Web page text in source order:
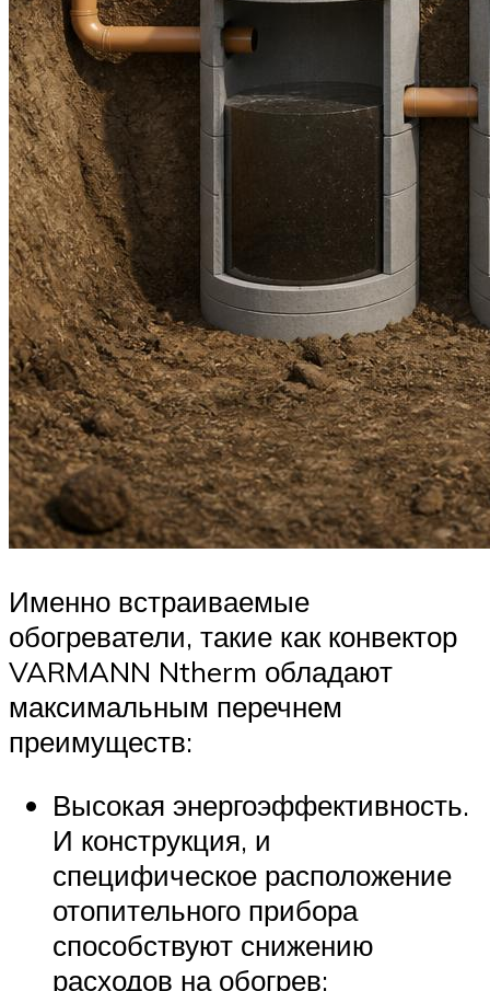
Именно встраиваемые
обогреватели, такие как конвектор
VARMANN Ntherm обладают
максимальным перечнем
преимуществ:
Высокая энергоэффективность.
И конструкция, и
специфическое расположение
отопительного прибора
способствуют снижению
расходов на обогрев: